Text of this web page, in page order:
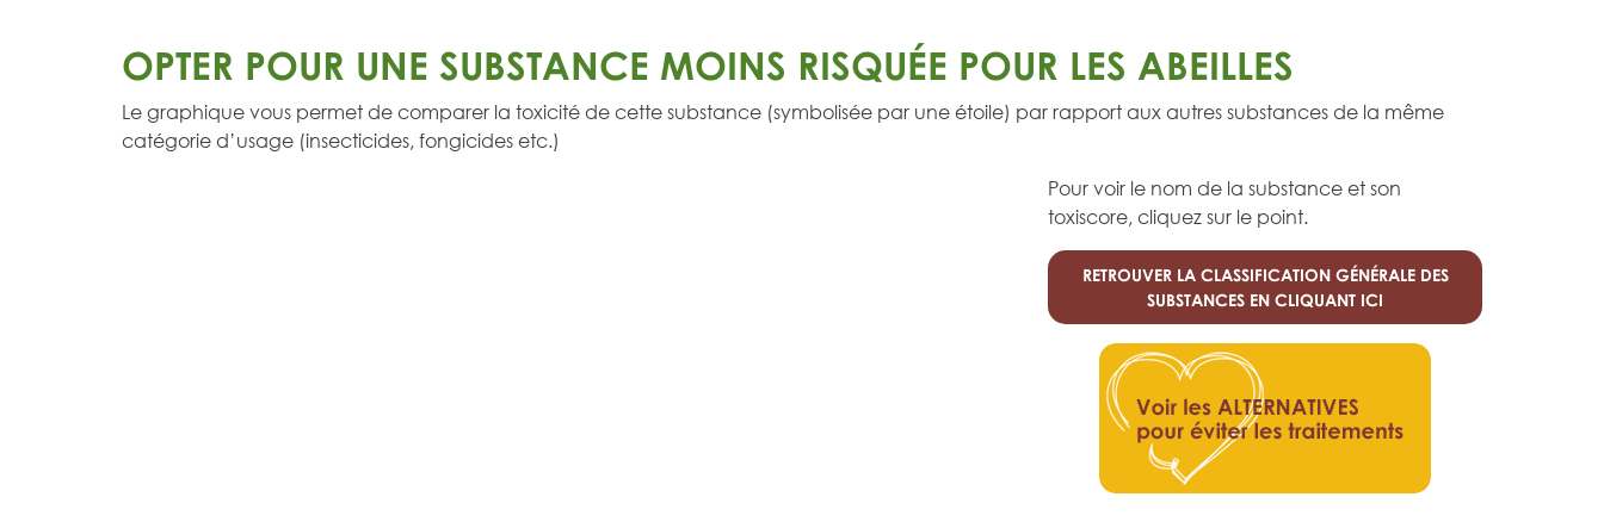
OPTER POUR UNE SUBSTANCE MOINS RISQUÉE POUR LES ABEILLES
Le graphique vous permet de comparer la toxicité de cette substance (symbolisée par une étoile) par rapport aux autres substances de la même
catégorie d’usage (insecticides, fongicides etc.)
Pour voir le nom de la substance et son
toxiscore, cliquez sur le point.
RETROUVER LA CLASSIFICATION GÉNÉRALE DES
SUBSTANCES EN CLIQUANT ICI